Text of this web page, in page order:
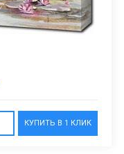
КУПИТЬ В 1 КЛИК